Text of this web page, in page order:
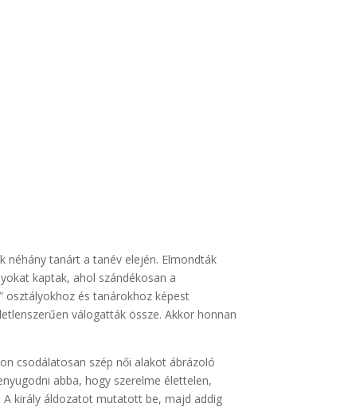
néhány tanárt a tanév elején. Elmondták
kaptak, ahol szándékosan a
osztályokhoz és tanárokhoz képest
válogatták össze. Akkor honnan
csodálatosan szép női alakot ábrázoló
abba, hogy szerelme élettelen,
A király áldozatot mutatott be, majd addig